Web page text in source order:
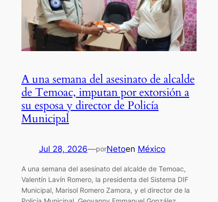
A una semana del asesinato de alcalde
de Temoac, imputan por extorsión a
su esposa y director de Policía
Municipal
Jul 28, 2026—porNetoen México
A una semana del asesinato del alcalde de Temoac,
Valentín Lavín Romero, la presidenta del Sistema DIF
Municipal, Marisol Romero Zamora, y el director de la